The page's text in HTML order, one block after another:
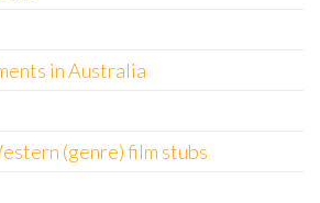
in Australia
(genre) film stubs